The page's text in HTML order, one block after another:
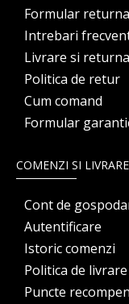
Formular
Intrebari
Livrare si
Politica de retur
Cum comand
Formular
COMENZI SI LIVRARE
Cont de
Autentificare
Istoric comenzi
Politica de livrare
Puncte